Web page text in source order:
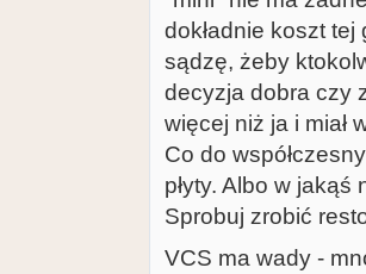
dokładnie koszt
sądzę, żeby
decyzja dobra czy
więcej niż ja i miał
Co do
płyty. Albo w
Sprobuj zrobić
VCS ma wady -